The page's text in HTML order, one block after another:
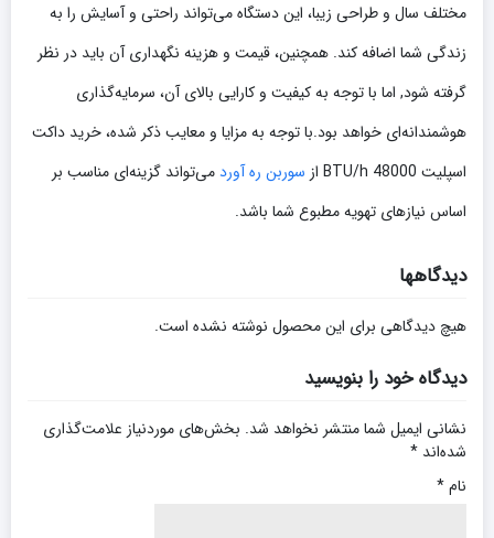
مختلف سال و طراحی زیبا، این دستگاه می‌تواند راحتی و آسایش را به
زندگی شما اضافه کند. همچنین، قیمت و هزینه نگهداری آن باید در نظر
گرفته شود, اما با توجه به کیفیت و کارایی بالای آن، سرمایه‌گذاری
هوشمندانه‌ای خواهد بود.با توجه به مزایا و معایب ذکر شده، خرید داکت
اسپلیت 48000 BTU/h از
سوربن ره آوردمی‌تواند گزینه‌ای مناسب بر
اساس نیازهای تهویه مطبوع شما باشد.
دیدگاهها
هیچ دیدگاهی برای این محصول نوشته نشده است.
دیدگاه خود را بنویسید
نشانی ایمیل شما منتشر نخواهد شد. بخش‌های موردنیاز علامت‌گذاری
شده‌اند *
نام*